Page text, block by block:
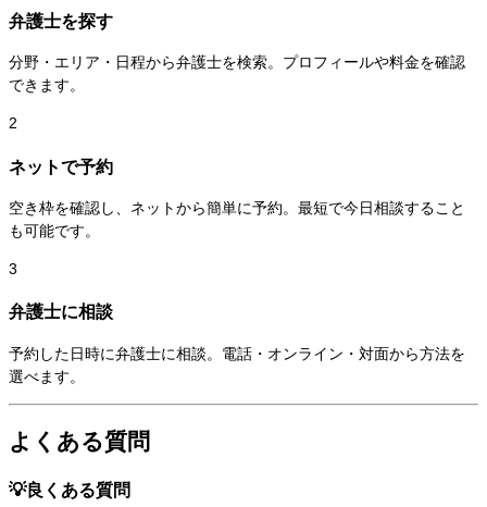
弁護士を探す
分野・エリア・日程から弁護士を検索。プロフィールや料金を確認
できます。
2
ネットで予約
空き枠を確認し、ネットから簡単に予約。最短で今日相談すること
も可能です。
3
弁護士に相談
予約した日時に弁護士に相談。電話・オンライン・対面から方法を
選べます。
よくある質問
💡良くある質問